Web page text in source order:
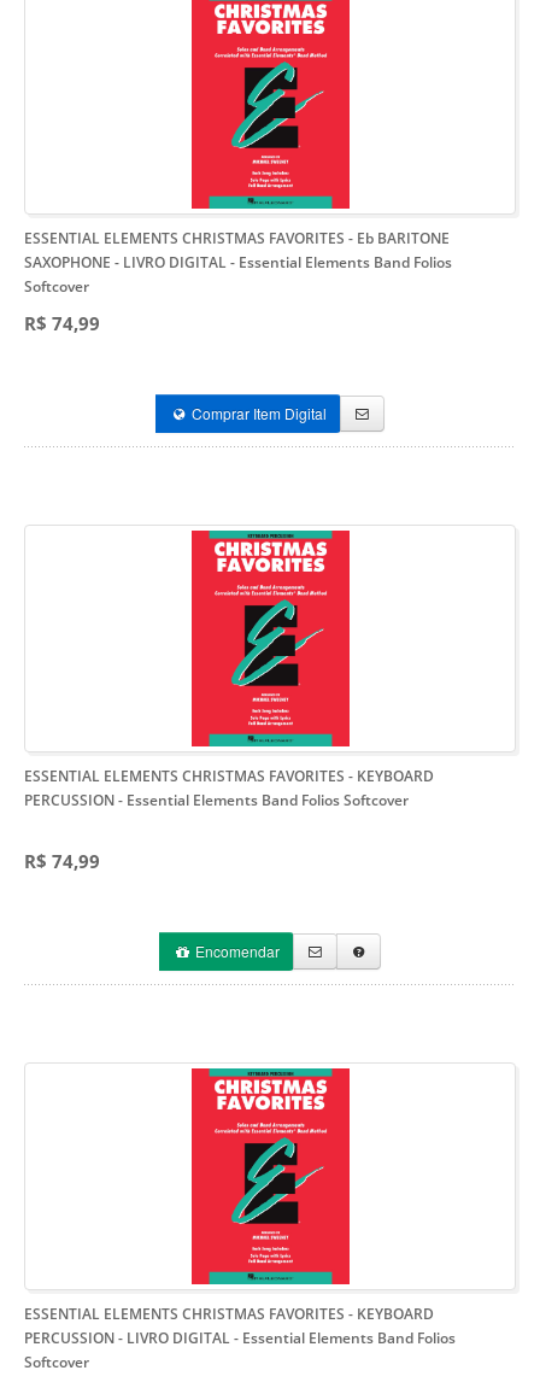
ESSENTIAL ELEMENTS CHRISTMAS FAVORITES - Eb BARITONE
SAXOPHONE - LIVRO DIGITAL- Essential Elements Band Folios
Softcover
R$ 74,99
Comprar Item Digital
ESSENTIAL ELEMENTS CHRISTMAS FAVORITES - KEYBOARD
PERCUSSION- Essential Elements Band Folios Softcover
R$ 74,99
Encomendar
ESSENTIAL ELEMENTS CHRISTMAS FAVORITES - KEYBOARD
PERCUSSION - LIVRO DIGITAL- Essential Elements Band Folios
Softcover